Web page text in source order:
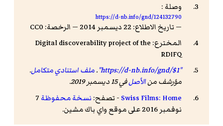
وصلة :
https://d-nb.info/gnd/124132790
— تاريخ الاطلاع: 22 ديسمبر 2014 — الرخصة: CC0
المخترع: Digital discoverability project of the
RDIFQ
"https://d-nb.info/gnd/$1"
.ملف استنادي متكامل.
مؤرشف منالأصلفي 15 ديسمبر 2019
.
Swiss Films: Home - تصفح: نسخة محفوظة 7
نوفمبر 2016 على موقع واي باك مشين.